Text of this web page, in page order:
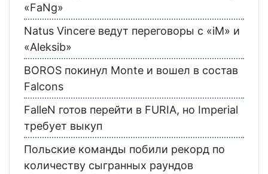
«FaNg»
Natus Vincere ведут переговоры с «iM» и
«Aleksib»
BOROS покинул Monte и вошел в состав
Falcons
FalleN готов перейти в FURIA, но Imperial
требует выкуп
Польские команды побили рекорд по
количеству сыгранных раундов